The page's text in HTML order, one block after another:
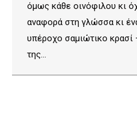
όμως κάθε οινόφιλου κι
αναφορά στη γλώσσα κι
υπέροχο σαμιώτικο κρασί
της…